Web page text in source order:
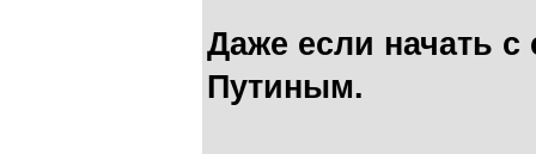
Даже если начать с
Путиным.